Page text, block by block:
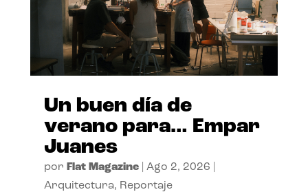
Un buen día de
verano para… Empar
Juanes
por Flat Magazine| Ago 2, 2026
Arquitectura, Reportaje